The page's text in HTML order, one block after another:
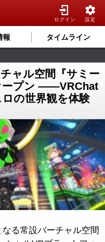
ログイン 設定
報 タイムライン
ャル空間『サミー
ープン ――VRChat
の世界観を体験
る常設バーチャル空間